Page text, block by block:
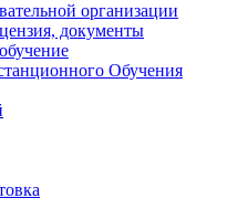
организации
документы
Обучения